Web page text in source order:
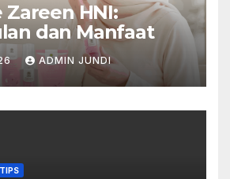
Zareen HNI:
dan Manfaat
ADMIN JUNDI